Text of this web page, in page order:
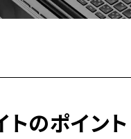
のポイント